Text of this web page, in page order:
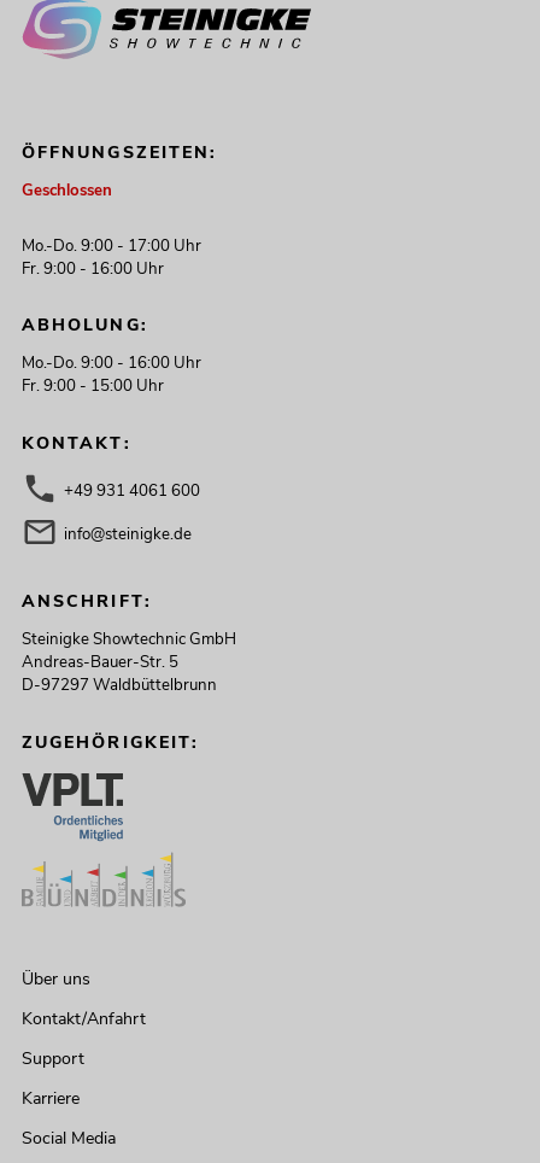
ÖFFNUNGSZEITEN:
Geschlossen
Mo.-Do. 9:00 - 17:00 Uhr
Fr. 9:00 - 16:00 Uhr
ABHOLUNG:
Mo.-Do. 9:00 - 16:00 Uhr
Fr. 9:00 - 15:00 Uhr
KONTAKT:
+49 931 4061 600
info@steinigke.de
ANSCHRIFT:
Steinigke Showtechnic GmbH
Andreas-Bauer-Str. 5
D-97297 Waldbüttelbrunn
ZUGEHÖRIGKEIT:
Über uns
Kontakt/Anfahrt
Support
Karriere
Social Media